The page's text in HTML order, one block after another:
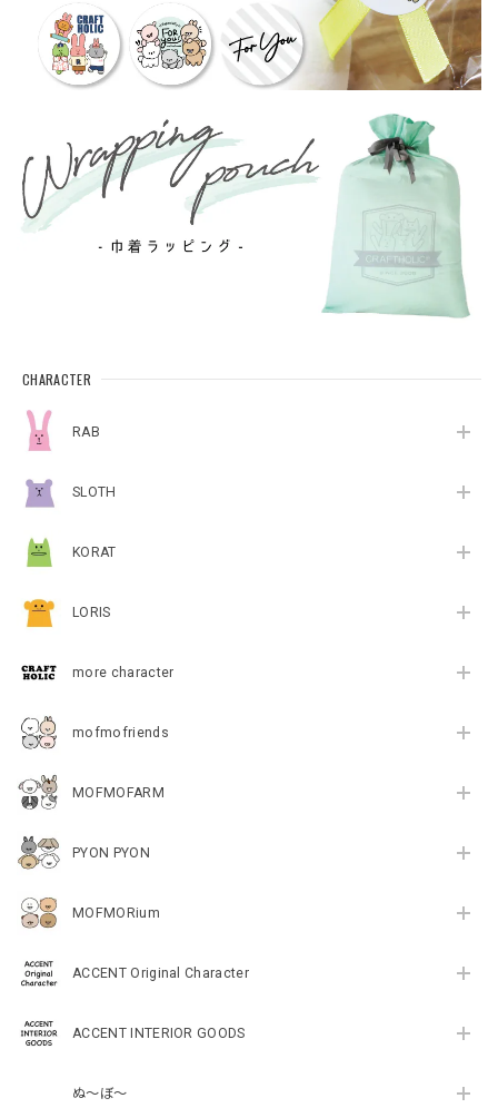
CHARACTER
RAB
SLOTH
KORAT
LORIS
more character
mofmofriends
MOFMOFARM
PYON PYON
MOFMORium
ACCENT Original Character
ACCENT INTERIOR GOODS
ぬ～ぼ～